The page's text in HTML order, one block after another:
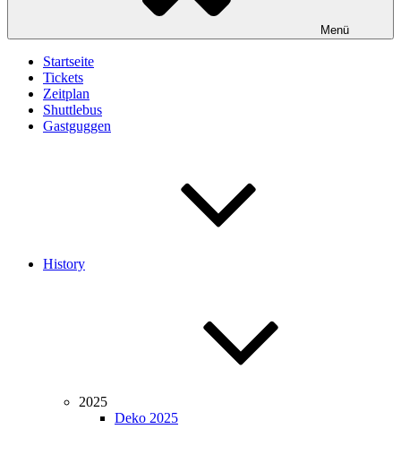
Menü
Startseite
Tickets
Zeitplan
Shuttlebus
Gastguggen
History
2025
Deko 2025